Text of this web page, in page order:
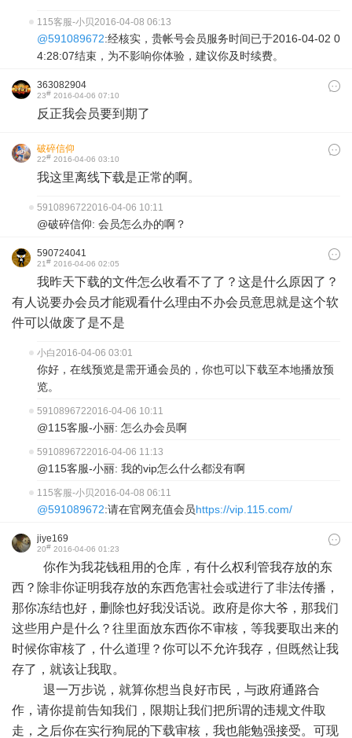
115客服-小贝2016-04-08 06:13
@591089672:经核实，贵帐号会员服务时间已于2016-04-02 0
4:28:07结束，为不影响你体验，建议你及时续费。
363082904
23# 2016-04-06 07:10
反正我会员要到期了
破碎信仰
22# 2016-04-06 03:10
我这里离线下载是正常的啊。
5910896722016-04-06 10:11
@破碎信仰: 会员怎么办的啊？
590724041
21# 2016-04-06 02:05
我昨天下载的文件怎么收看不了了？这是什么原因了？
有人说要办会员才能观看什么理由不办会员意思就是这个软
件可以做废了是不是
小白2016-04-06 03:01
你好，在线预览是需开通会员的，你也可以下载至本地播放预
览。
5910896722016-04-06 10:11
@115客服-小丽: 怎么办会员啊
5910896722016-04-06 11:13
@115客服-小丽: 我的vip怎么什么都没有啊
115客服-小贝2016-04-08 06:11
@591089672:请在官网充值会员https://vip.115.com/
jiye169
20# 2016-04-06 01:23
你作为我花钱租用的仓库，有什么权利管我存放的东
西？除非你证明我存放的东西危害社会或进行了非法传播，
那你冻结也好，删除也好我没话说。政府是你大爷，那我们
这些用户是什么？往里面放东西你不审核，等我要取出来的
时候你审核了，什么道理？你可以不允许我存，但既然让我
存了，就该让我取。
退一万步说，就算你想当良好市民，与政府通路合
作，请你提前告知我们，限期让我们把所谓的违规文件取
走，之后你在实行狗屁的下载审核，我也能勉强接受。可现